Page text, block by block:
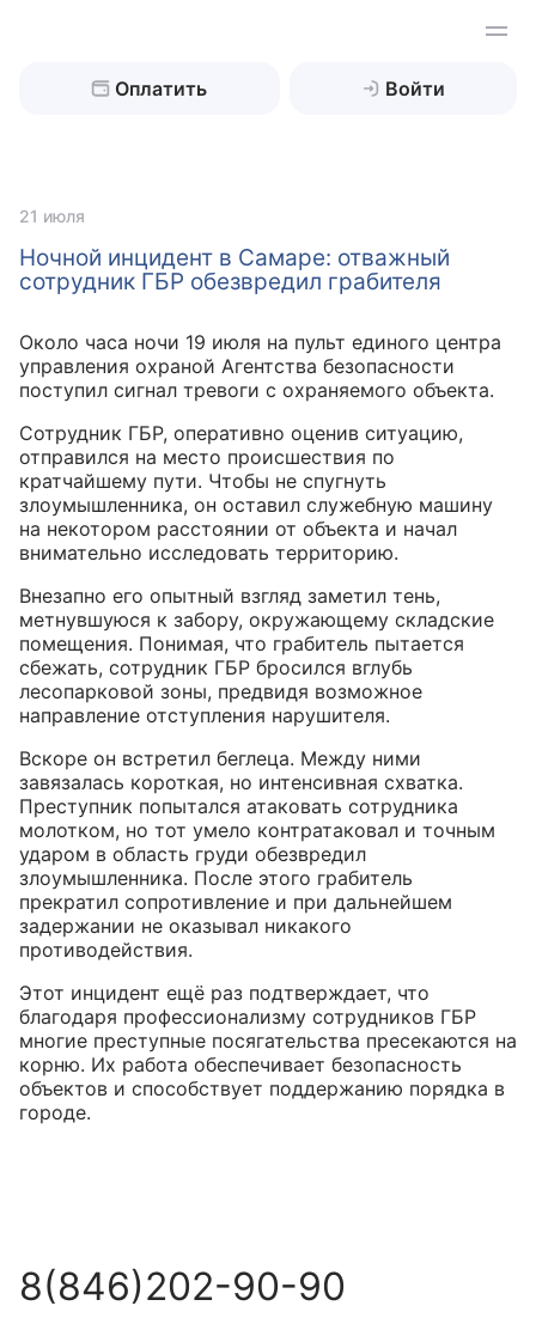
Оплатить Войти
Охрана жилой недвижимости
Дом, коттедж
Квартира
Дача
Гараж
Охрана бизнес-объектов
Склады
Промышленные объекты
Ювелирные магазины
Офисы
Магазины
Банки
Рестораны, кафе
Техническая охрана
Видеонаблюдение
Охрана периметра
Тревожная кнопка
Охранная сигнализация
Пожарная сигнализация
Системы контроля управления доступом (СКУД)
Пультовая охрана
Обслуживание оборудования
Клиентам
Оплата
Личный кабинет
Ответы на вопросы
Акции
О компании
Вакансии
Блог
Отзывы и благодарности
Лицензии
Реквизиты
Контакты
8(846)202-90-90
Отдел продаж
Заказать звонок
Охраняем объекты в Самаре,
Тольятти и области с 2002 года
21 июля
Ночной инцидент в Самаре: отважный
сотрудник ГБР обезвредил грабителя
Около часа ночи 19 июля на пульт единого центра
управления охраной Агентства безопасности
поступил сигнал тревоги с охраняемого объекта.
Сотрудник ГБР, оперативно оценив ситуацию,
отправился на место происшествия по
кратчайшему пути. Чтобы не спугнуть
злоумышленника, он оставил служебную машину
на некотором расстоянии от объекта и начал
внимательно исследовать территорию.
Внезапно его опытный взгляд заметил тень,
метнувшуюся к забору, окружающему складские
помещения. Понимая, что грабитель пытается
сбежать, сотрудник ГБР бросился вглубь
лесопарковой зоны, предвидя возможное
направление отступления нарушителя.
Вскоре он встретил беглеца. Между ними
завязалась короткая, но интенсивная схватка.
Преступник попытался атаковать сотрудника
молотком, но тот умело контратаковал и точным
ударом в область груди обезвредил
злоумышленника. После этого грабитель
прекратил сопротивление и при дальнейшем
задержании не оказывал никакого
противодействия.
Этот инцидент ещё раз подтверждает, что
благодаря профессионализму сотрудников ГБР
многие преступные посягательства пресекаются на
корню. Их работа обеспечивает безопасность
объектов и способствует поддержанию порядка в
городе.
8(846)202-90-90